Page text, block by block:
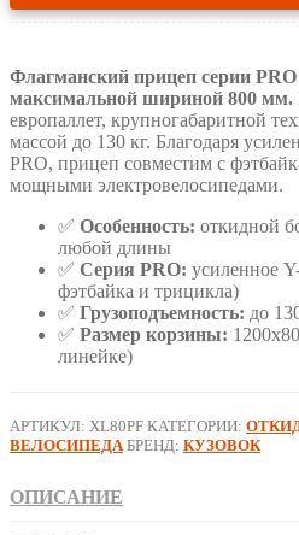
"Кузов
откидной
борт"
1200х800
Флагманский прицеп серии
максимальной шириной 800 мм.
европаллет, крупногабаритной
массой до 130 кг. Благодаря
PRO, прицеп совместим с
мощными электровелосипедами.
✅ Особенность: откидной
любой длины
✅ Серия PRO: усиленное
фэтбайка и трицикла)
✅ Грузоподъемность: до
✅ Размер корзины:
линейке)
АРТИКУЛ: XL80PF КАТЕГОРИИ:
ВЕЛОСИПЕДА БРЕНД: КУЗОВОК
ОПИСАНИЕ